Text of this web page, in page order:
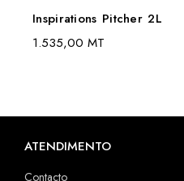
Inspirations Pitcher 2L
1.535,00 MT
ATENDIMENTO
Contacto